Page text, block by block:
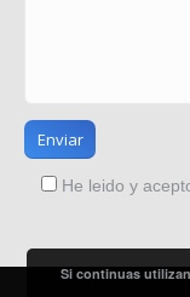
He leido y
Si continuas